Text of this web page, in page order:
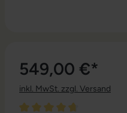
549,00 €*
inkl. MwSt. zzgl. Versand